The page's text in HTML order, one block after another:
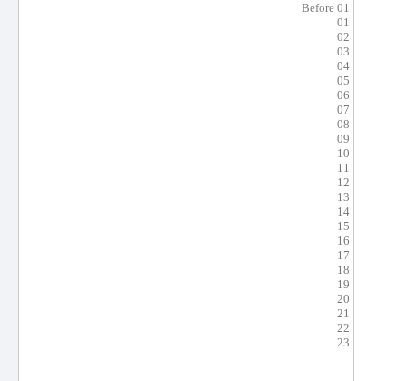
Before 01
01
02
03
04
05
06
07
08
09
10
11
12
13
14
15
16
17
18
19
20
21
22
23